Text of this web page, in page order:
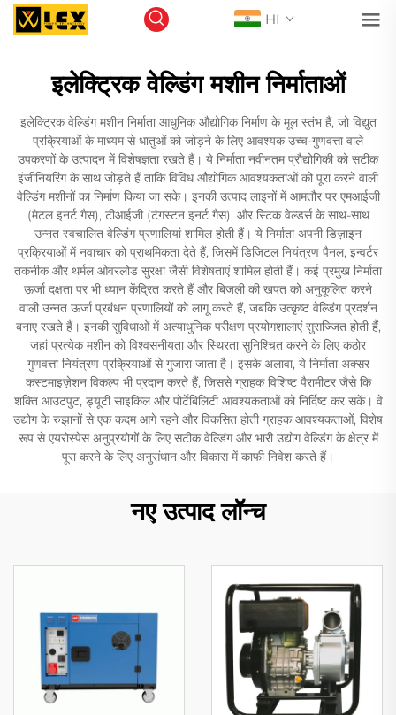
HI
इलेक्ट्रिक वेल्डिंग मशीन निर्माताओं
इलेक्ट्रिक वेल्डिंग मशीन निर्माता आधुनिक औद्योगिक निर्माण के मूल स्तंभ हैं, जो विद्युत
प्रक्रियाओं के माध्यम से धातुओं को जोड़ने के लिए आवश्यक उच्च-गुणवत्ता वाले
उपकरणों के उत्पादन में विशेषज्ञता रखते हैं। ये निर्माता नवीनतम प्रौद्योगिकी को सटीक
इंजीनियरिंग के साथ जोड़ते हैं ताकि विविध औद्योगिक आवश्यकताओं को पूरा करने वाली
वेल्डिंग मशीनों का निर्माण किया जा सके। इनकी उत्पाद लाइनों में आमतौर पर एमआईजी
(मेटल इनर्ट गैस), टीआईजी (टंगस्टन इनर्ट गैस), और स्टिक वेल्डर्स के साथ-साथ
उन्नत स्वचालित वेल्डिंग प्रणालियां शामिल होती हैं। ये निर्माता अपनी डिज़ाइन
प्रक्रियाओं में नवाचार को प्राथमिकता देते हैं, जिसमें डिजिटल नियंत्रण पैनल, इन्वर्टर
तकनीक और थर्मल ओवरलोड सुरक्षा जैसी विशेषताएं शामिल होती हैं। कई प्रमुख निर्माता
ऊर्जा दक्षता पर भी ध्यान केंद्रित करते हैं और बिजली की खपत को अनुकूलित करने
वाली उन्नत ऊर्जा प्रबंधन प्रणालियों को लागू करते हैं, जबकि उत्कृष्ट वेल्डिंग प्रदर्शन
बनाए रखते हैं। इनकी सुविधाओं में अत्याधुनिक परीक्षण प्रयोगशालाएं सुसज्जित होती हैं,
जहां प्रत्येक मशीन को विश्वसनीयता और स्थिरता सुनिश्चित करने के लिए कठोर
गुणवत्ता नियंत्रण प्रक्रियाओं से गुजारा जाता है। इसके अलावा, ये निर्माता अक्सर
कस्टमाइज़ेशन विकल्प भी प्रदान करते हैं, जिससे ग्राहक विशिष्ट पैरामीटर जैसे कि
शक्ति आउटपुट, ड्यूटी साइकिल और पोर्टेबिलिटी आवश्यकताओं को निर्दिष्ट कर सकें। वे
उद्योग के रुझानों से एक कदम आगे रहने और विकसित होती ग्राहक आवश्यकताओं, विशेष
रूप से एयरोस्पेस अनुप्रयोगों के लिए सटीक वेल्डिंग और भारी उद्योग वेल्डिंग के क्षेत्र में
पूरा करने के लिए अनुसंधान और विकास में काफी निवेश करते हैं।
नए उत्पाद लॉन्च